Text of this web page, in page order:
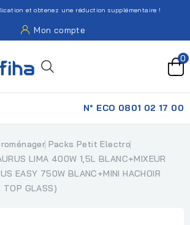
et obtenez une réduction supplémentaire !
Mon compte
0
N° ECO 0801 02 17 00
Packs Petit Electro
LIMA 400W 1,5L BLANC+MIXEUR
EASY 750W BLANC+MINI HACHOIR
TOP GLASS)